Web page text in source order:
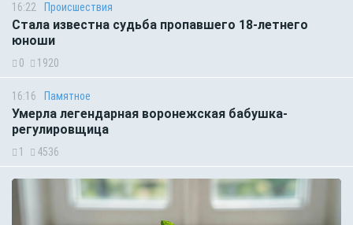
16:22 Происшествия
Стала известна судьба пропавшего 18-летнего
юноши
0 1920
16:16 Памятное
Умерла легендарная воронежская бабушка-
регулировщица
1 4536